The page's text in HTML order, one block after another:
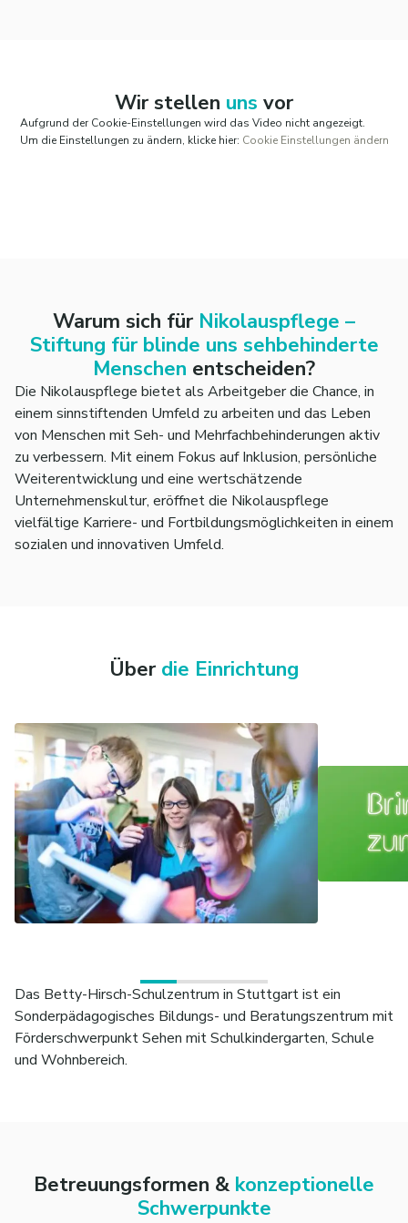
Zur Förderung Ihrer Gesundheit bezuschussen wir
denEGYM-Wellpassmit vielfältigen Sport- und
Wellnessangeboten.
Wir stellen uns vor
Aufgrund der Cookie-Einstellungen wird das Video nicht angezeigt.
Um die Einstellungen zu ändern, klicke hier: Cookie Einstellungen ändern
Warum sich für Nikolauspflege –
Stiftung für blinde uns sehbehinderte
Menschen entscheiden?
Die Nikolauspflege bietet als Arbeitgeber die Chance, in
einem sinnstiftenden Umfeld zu arbeiten und das Leben
von Menschen mit Seh- und Mehrfachbehinderungen aktiv
zu verbessern. Mit einem Fokus auf Inklusion, persönliche
Weiterentwicklung und eine wertschätzende
Unternehmenskultur, eröffnet die Nikolauspflege
vielfältige Karriere- und Fortbildungsmöglichkeiten in einem
sozialen und innovativen Umfeld.
Über die Einrichtung
Das Betty-Hirsch-Schulzentrum in Stuttgart ist ein
Sonderpädagogisches Bildungs- und Beratungszentrum mit
Förderschwerpunkt Sehen mit Schulkindergarten, Schule
und Wohnbereich.
Betreuungsformen & konzeptionelle
Schwerpunkte